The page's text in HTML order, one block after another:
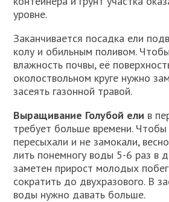
уровне.
Заканчивается посадка ели
колу и обильным поливом.
влажность почвы, её
околоствольном круге нужно
засеять газонной травой.
Выращивание Голубой ели в
требует больше времени.
пересыхали и не замокали,
лить понемногу воды 5-6 раз в
заметен прирост молодых
сократить до двухразового. В
воды нужно давать больше.